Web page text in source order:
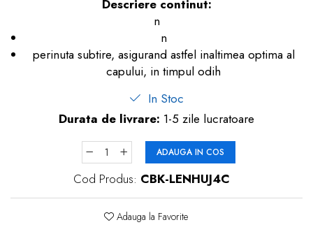
Descriere continut:
n
n
perinuta subtire, asigurand astfel inaltimea optima al
capului, in timpul odih
In Stoc
Durata de livrare: 1-5 zile lucratoare
ADAUGA IN COS
Cod Produs: CBK-LENHUJ4C
Adauga la Favorite